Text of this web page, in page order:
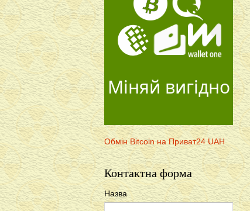
Міняй вигідно
Обмін Bitcoin на Приват24 UAH
Контактна форма
Назва